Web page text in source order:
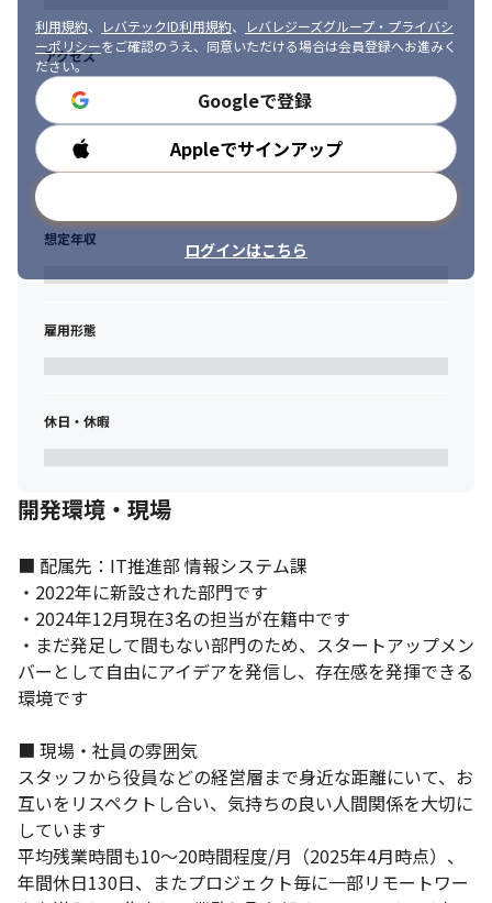
利用規約、 レバテックID利用規約、
レバレジーズグループ・プライバシ
ーポリシーをご確認のうえ、同意いただける場合は会員登録へお進みく
ださい。
Googleで登録
Appleでサインアップ
ログインはこちら
アクセス
勤務時間
想定年収
雇用形態
休日・休暇
開発環境・現場
■ 配属先：IT推進部 情報システム課
・2022年に新設された部門です
・2024年12月現在3名の担当が在籍中です
・まだ発足して間もない部門のため、スタートアップメン
バーとして自由にアイデアを発信し、存在感を発揮できる
環境です
■ 現場・社員の雰囲気
スタッフから役員などの経営層まで身近な距離にいて、お
互いをリスペクトし合い、気持ちの良い人間関係を大切に
しています
平均残業時間も10～20時間程度/月（2025年4月時点）、
年間休日130日、またプロジェクト毎に一部リモートワー